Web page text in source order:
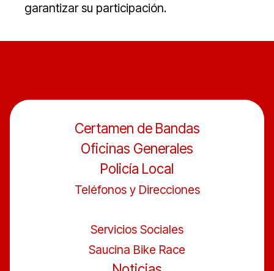
garantizar su participación.
Certamen de Bandas
Oficinas Generales
Policía Local
Teléfonos y Direcciones
Servicios Sociales
Saucina Bike Race